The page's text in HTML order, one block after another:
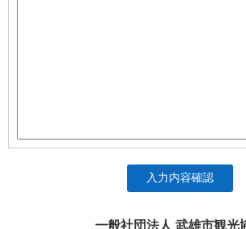
入力内容確認
一般社団法人 武雄市観光